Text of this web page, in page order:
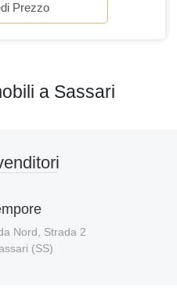
Prezzo
a Sassari
Nord, Strada 2
(SS)